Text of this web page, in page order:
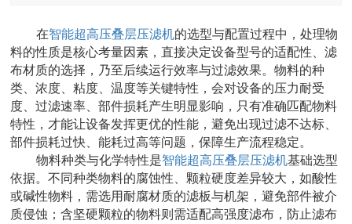
在智能超高压叠层压滤机的选型与配置过程中，处理物
料的性质是核心考量因素，直接决定设备型号的适配性、滤
布材质的选择，乃至后续运行效率与过滤效果。物料的种
类、浓度、粘度、温度等关键特性，会对设备的压力耐受
度、过滤速率、部件损耗产生明显影响，只有准确匹配物料
特性，才能让设备发挥更优的性能，避免出现过滤不达标、
部件损耗过快、能耗过高等问题，保障生产流程稳定。
物料种类与化学特性是智能超高压叠层压滤机基础选型
依据。不同种类物料的腐蚀性、颗粒硬度差异较大，如酸性
或碱性物料，需选用耐腐材质的滤板与机架，避免部件被介
质侵蚀；含坚硬颗粒的物料则需适配高强度滤布，防止滤布